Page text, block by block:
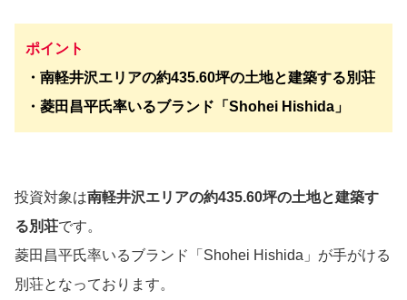
ポイント
・南軽井沢エリアの約435.60坪の土地と建築する別荘
・菱田昌平氏率いるブランド「Shohei Hishida」
投資対象は南軽井沢エリアの約435.60坪の土地と建築す
る別荘です。
菱田昌平氏率いるブランド「Shohei Hishida」が手がける
別荘となっております。